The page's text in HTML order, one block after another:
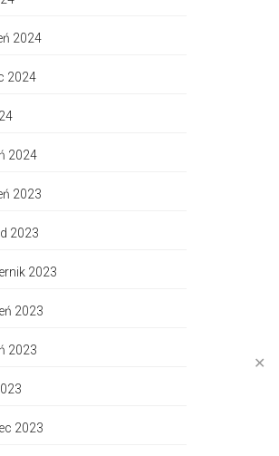
✕
2024
2024
2024
2023
2023
2023
2023
2023
2023